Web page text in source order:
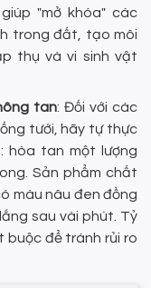
"mở khóa" các
trong đất, tạo môi
thụ và vi sinh vật
tan: Đối với các
tưới, hãy tự thực
hòa tan một lượng
Sản phẩm chất
màu nâu đen đồng
sau vài phút. Tỷ
buộc để tránh rủi ro